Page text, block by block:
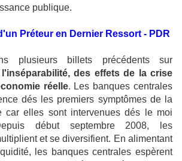
publique.
Préteur en Dernier Ressort - PDR
plusieurs billets précédents sur
des effets de la crise
réelle. Les banques centrales
dés les premiers symptômes de la
car elles sont intervenues dés le moi
début septembre 2008, les
et se diversifient. En alimentant
les banques centrales espèrent